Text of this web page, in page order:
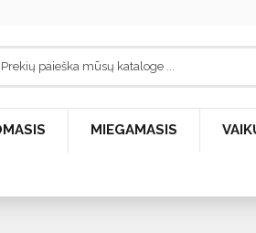
MIEGAMASIS